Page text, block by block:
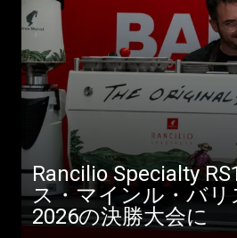
Rancilio Specialty
ス・マインル・バ
2026の決勝大会に
すべて